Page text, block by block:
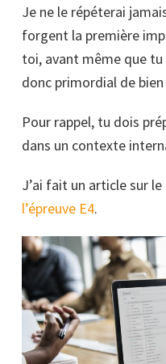
Je ne le répéterai
forgent la première
toi, avant même que
donc primordial de
Pour rappel, tu dois
dans un contexte
J’ai fait un article sur le
l’épreuve E4.